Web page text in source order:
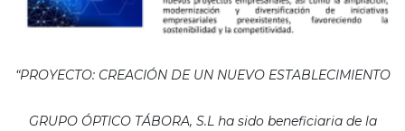
“PROYECTO: CREACIÓN DE UN NUEVO ESTABLECIMIENTO
GRUPO ÓPTICO TÁBORA, S.L ha sido beneficiaria de la